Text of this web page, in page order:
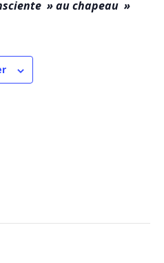
» au chapeau »